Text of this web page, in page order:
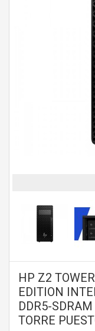
HP Z2
EDITION
DDR5-
TORRE